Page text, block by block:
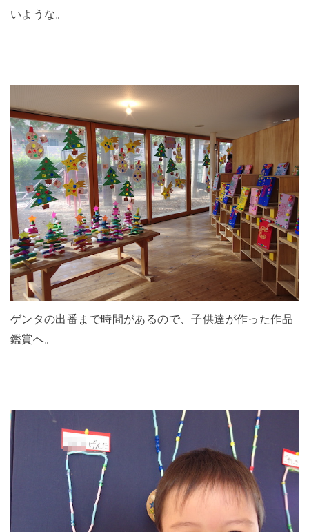
いような。
ゲンタの出番まで時間があるので、子供達が作った作品
鑑賞へ。